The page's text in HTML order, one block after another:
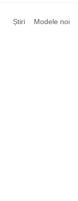
Știri Modele noi